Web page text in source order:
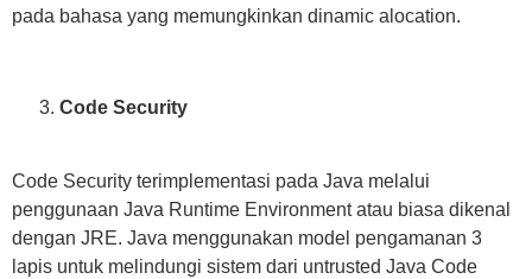
pada bahasa yang memungkinkan dinamic alocation.
Code Security
Code Security terimplementasi pada Java melalui
penggunaan Java Runtime Environment atau biasa dikenal
dengan JRE. Java menggunakan model pengamanan 3
lapis untuk melindungi sistem dari untrusted Java Code